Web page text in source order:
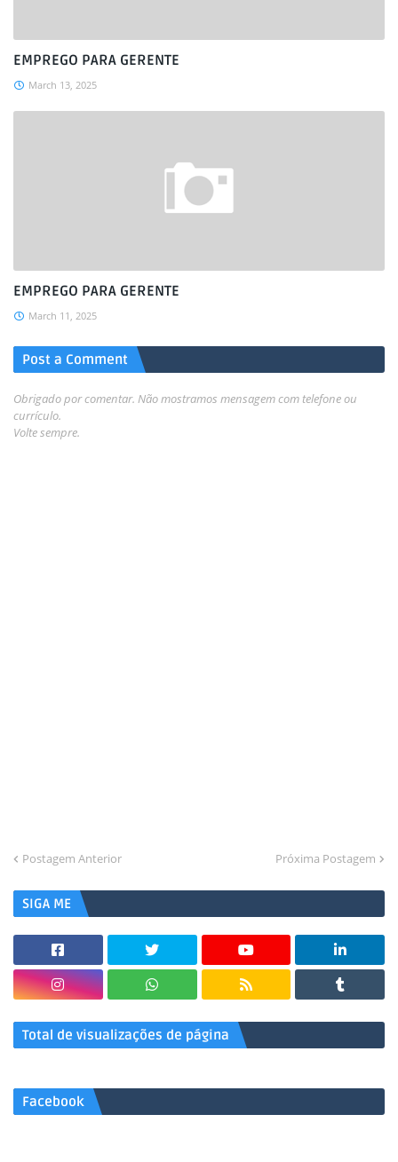
EMPREGO PARA GERENTE
March 13, 2025
EMPREGO PARA GERENTE
March 11, 2025
Post a Comment
Obrigado por comentar. Não mostramos mensagem com telefone ou
currículo.
Volte sempre.
Postagem Anterior Próxima Postagem
SIGA ME
Total de visualizações de página
Facebook